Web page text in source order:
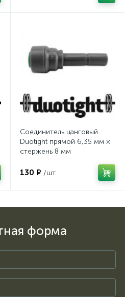
Соединитель цанговый
Duotight прямой 6,35 мм ×
стержень 8 мм
130 ₽ /шт.
форма